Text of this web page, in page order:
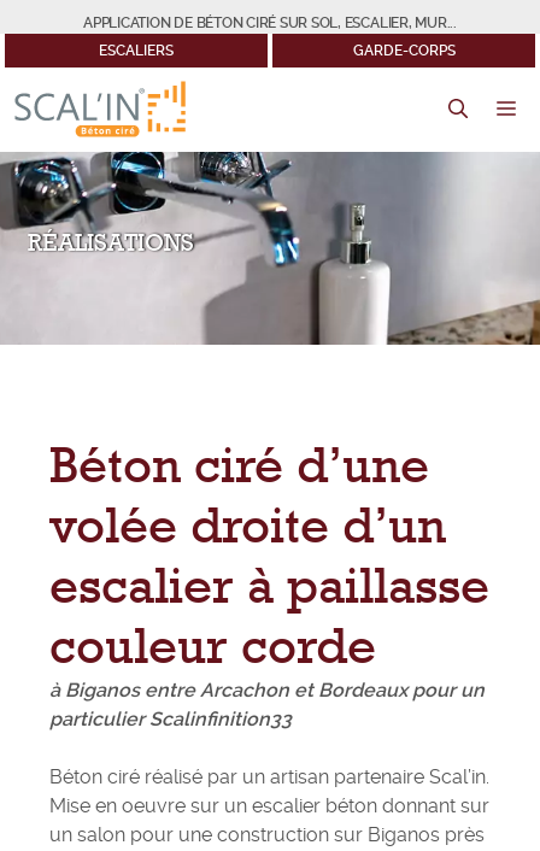
au
contenu
APPLICATION DE BÉTON CIRÉ SUR SOL, ESCALIER, MUR...
ESCALIERS
GARDE-CORPS
RÉALISATIONS
Béton ciré d’une
volée droite d’un
escalier à paillasse
couleur corde
à Biganos entre Arcachon et Bordeaux pour un
particulier Scalinfinition33
Béton ciré réalisé par un artisan partenaire Scal’in.
Mise en oeuvre sur un escalier béton donnant sur
un salon pour une construction sur Biganos près